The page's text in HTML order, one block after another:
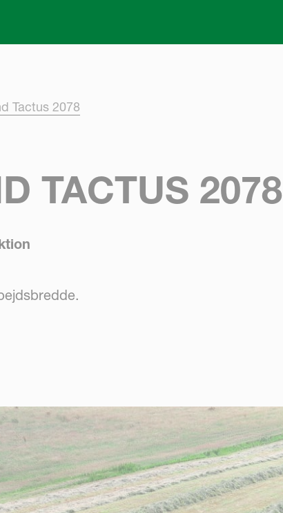
Tactus 2078
TACTUS 2078